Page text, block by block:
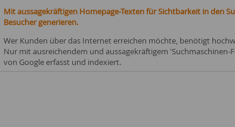
Mit aussagekräftigen Homepage-Texten für Sichtbarkeit in den
Besucher generieren.
Wer Kunden über das Internet erreichen möchte, benötigt
Nur mit ausreichendem und aussagekräftigem 'Suchmaschinen-
von Google erfasst und indexiert.